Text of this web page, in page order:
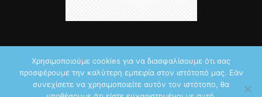
© 2026 by iTechNews.gr
Χρησιμοποιούμε cookies για να διασφαλίσουμε ότι σας
προσφέρουμε την καλύτερη εμπειρία στον ιστότοπό μας. Εάν
συνεχίσετε να χρησιμοποιείτε αυτόν τον ιστότοπο, θα